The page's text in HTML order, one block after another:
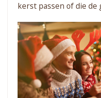
kerst passen of die de